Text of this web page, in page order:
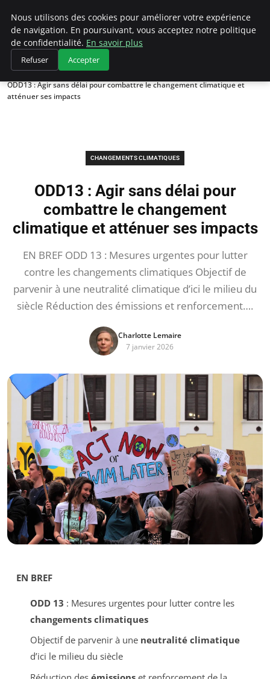
Climategatecountryclub.com
Accueil
Changements climatiques
ODD13 : Agir sans délai pour combattre le changement climatique et
atténuer ses impacts
CHANGEMENTS CLIMATIQUES
ODD13 : Agir sans délai pour
combattre le changement
climatique et atténuer ses impacts
EN BREF ODD 13 : Mesures urgentes pour lutter
contre les changements climatiques Objectif de
parvenir à une neutralité climatique d’ici le milieu du
siècle Réduction des émissions et renforcement….
Charlotte Lemaire
7 janvier 2026
EN BREF
ODD 13 : Mesures urgentes pour lutter contre les
changements climatiques
Objectif de parvenir à une neutralité climatique
d’ici le milieu du siècle
Nous utilisons des cookies pour améliorer votre expérience
de navigation. En poursuivant, vous acceptez notre politique
de confidentialité. En savoir plus
Refuser Accepter